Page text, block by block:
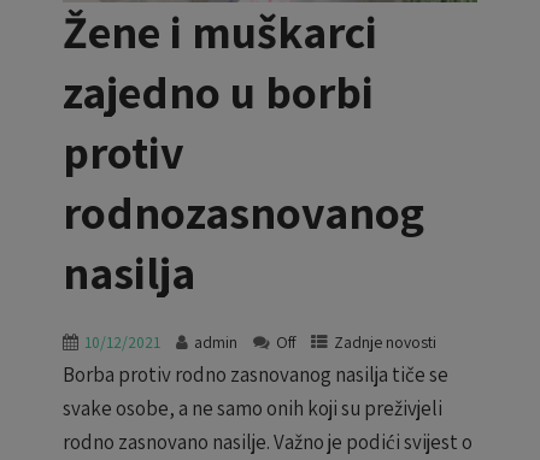
Žene i muškarci
zajedno u borbi
protiv
rodnozasnovanog
nasilja
10/12/2021 admin Off Zadnje novosti
Borba protiv rodno zasnovanog nasilja tiče se
svake osobe, a ne samo onih koji su preživjeli
rodno zasnovano nasilje. Važno je podići svijest o